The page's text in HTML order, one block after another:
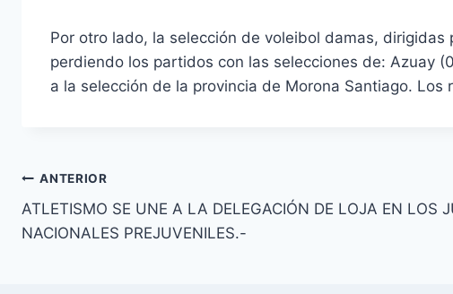
Por otro lado, la selección de voleibol damas,
perdiendo los partidos con las selecciones de: Azuay
a la selección de la provincia de Morona Santiago.
ANTERIOR
ATLETISMO SE UNE A LA DELEGACIÓN DE LOJA EN LOS
NACIONALES PREJUVENILES.-